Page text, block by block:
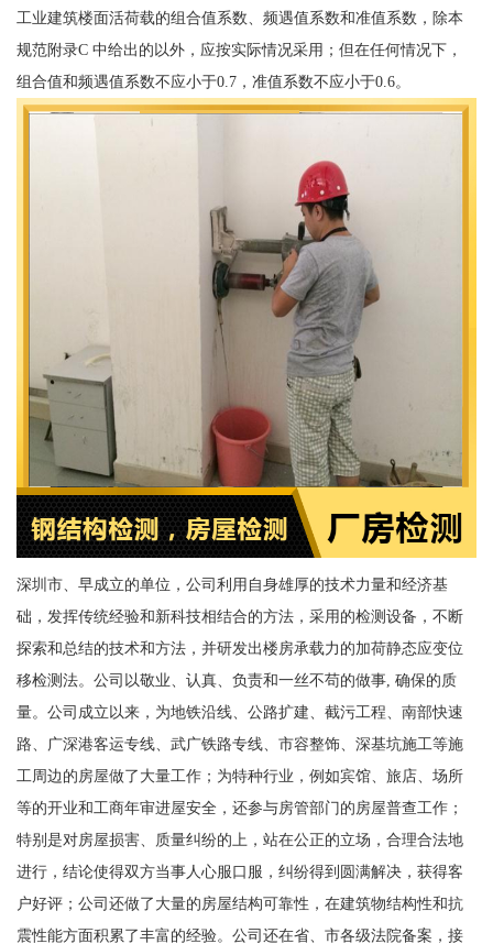
工业建筑楼面活荷载的组合值系数、频遇值系数和准值系数，除本
规范附录C 中给出的以外，应按实际情况采用；但在任何情况下，
组合值和频遇值系数不应小于0.7，准值系数不应小于0.6。
深圳市、早成立的单位，公司利用自身雄厚的技术力量和经济基
础，发挥传统经验和新科技相结合的方法，采用的检测设备，不断
探索和总结的技术和方法，并研发出楼房承载力的加荷静态应变位
移检测法。公司以敬业、认真、负责和一丝不苟的做事, 确保的质
量。公司成立以来，为地铁沿线、公路扩建、截污工程、南部快速
路、广深港客运专线、武广铁路专线、市容整饰、深基坑施工等施
工周边的房屋做了大量工作；为特种行业，例如宾馆、旅店、场所
等的开业和工商年审进屋安全，还参与房管部门的房屋普查工作；
特别是对房屋损害、质量纠纷的上，站在公正的立场，合理合法地
进行，结论使得双方当事人心服口服，纠纷得到圆满解决，获得客
户好评；公司还做了大量的房屋结构可靠性，在建筑物结构性和抗
震性能方面积累了丰富的经验。公司还在省、市各级法院备案，接